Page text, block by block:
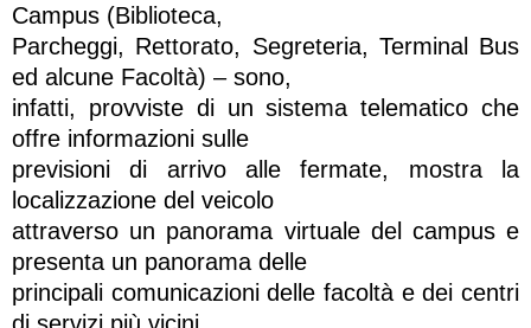
Campus (Biblioteca,
Parcheggi, Rettorato, Segreteria, Terminal Bus
ed alcune Facoltà) – sono,
infatti, provviste di un sistema telematico che
offre informazioni sulle
previsioni di arrivo alle fermate, mostra la
localizzazione del veicolo
attraverso un panorama virtuale del campus e
presenta un panorama delle
principali comunicazioni delle facoltà e dei centri